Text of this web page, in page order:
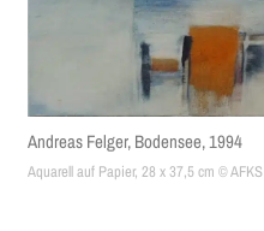
Andreas Felger, Bodensee, 1994
Aquarell auf Papier, 28 x 37,5 cm © AFKS